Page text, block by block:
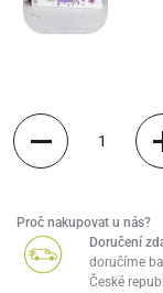
Quantity
Proč nakupovat u nás?
Doručení
doručíme
České